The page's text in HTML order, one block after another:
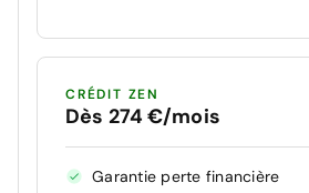
CRÉDIT ZEN
Dès 274 €/mois
Garantie perte financière